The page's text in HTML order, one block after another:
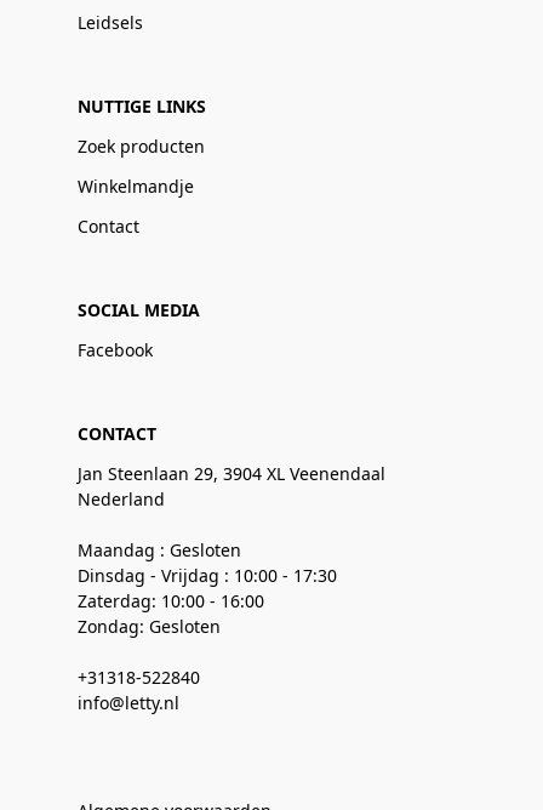
Leidsels
NUTTIGE LINKS
Zoek producten
Winkelmandje
Contact
SOCIAL MEDIA
Facebook
CONTACT
Jan Steenlaan 29, 3904 XL Veenendaal
Nederland
Maandag : Gesloten
Dinsdag - Vrijdag : 10:00 - 17:30
Zaterdag: 10:00 - 16:00
Zondag: Gesloten
+31318-522840
info@letty.nl